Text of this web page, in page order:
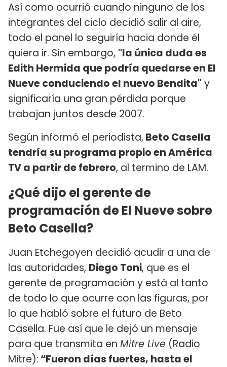
Así como ocurrió cuando ninguno de los
integrantes del ciclo decidió salir al aire,
todo el panel lo seguiría hacia donde él
quiera ir. Sin embargo, "la única duda es
Edith Hermida que podría quedarse en El
Nueve conduciendo el nuevo Bendita" y
significaría una gran pérdida porque
trabajan juntos desde 2007.
Según informó el periodista, Beto Casella
tendría su programa propio en América
TV a partir de febrero, al termino de LAM.
¿Qué dijo el gerente de
programación de El Nueve sobre
Beto Casella?
Juan Etchegoyen decidió acudir a una de
las autoridades, Diego Toni, que es el
gerente de programación y está al tanto
de todo lo que ocurre con las figuras, por
lo que habló sobre el futuro de Beto
Casella. Fue así que le dejó un mensaje
para que transmita en Mitre Live (Radio
Mitre): “Fueron días fuertes, hasta el